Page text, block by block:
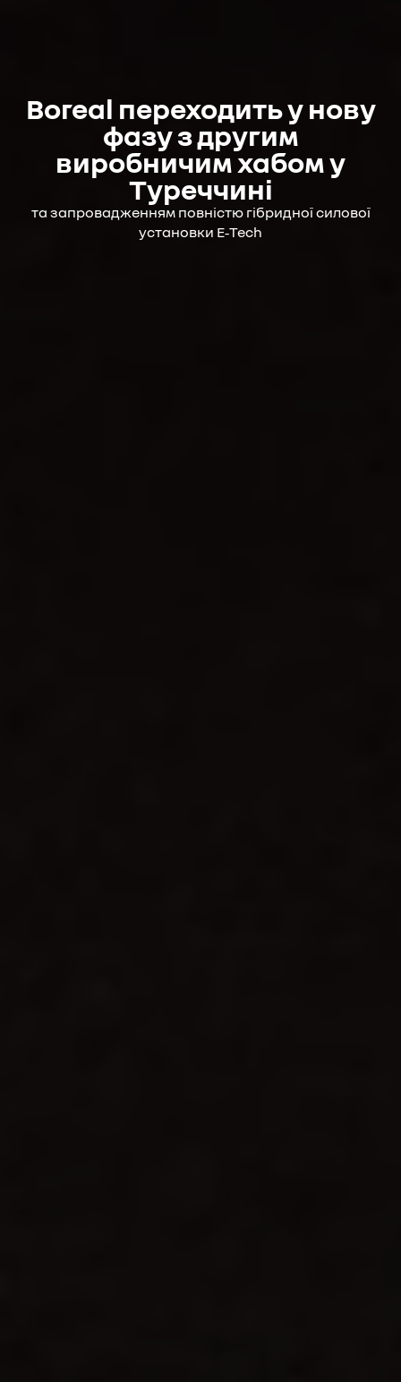
Boreal переходить у нову
фазу з другим
виробничим хабом у
Туреччині
та запровадженням повністю гібридної силової
установки E‑Tech